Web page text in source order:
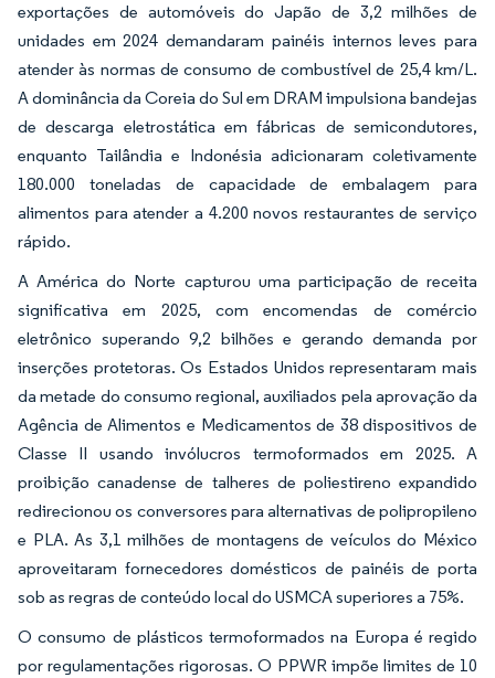
exportações de automóveis do Japão de 3,2 milhões de
unidades em 2024 demandaram painéis internos leves para
atender às normas de consumo de combustível de 25,4 km/L.
A dominância da Coreia do Sul em DRAM impulsiona bandejas
de descarga eletrostática em fábricas de semicondutores,
enquanto Tailândia e Indonésia adicionaram coletivamente
180.000 toneladas de capacidade de embalagem para
alimentos para atender a 4.200 novos restaurantes de serviço
rápido.
A América do Norte capturou uma participação de receita
significativa em 2025, com encomendas de comércio
eletrônico superando 9,2 bilhões e gerando demanda por
inserções protetoras. Os Estados Unidos representaram mais
da metade do consumo regional, auxiliados pela aprovação da
Agência de Alimentos e Medicamentos de 38 dispositivos de
Classe II usando invólucros termoformados em 2025. A
proibição canadense de talheres de poliestireno expandido
redirecionou os conversores para alternativas de polipropileno
e PLA. As 3,1 milhões de montagens de veículos do México
aproveitaram fornecedores domésticos de painéis de porta
sob as regras de conteúdo local do USMCA superiores a 75%.
O consumo de plásticos termoformados na Europa é regido
por regulamentações rigorosas. O PPWR impõe limites de 10